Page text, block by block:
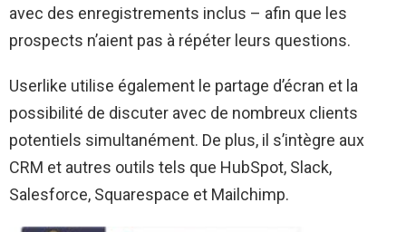
avec des enregistrements inclus – afin que les
prospects n’aient pas à répéter leurs questions.
Userlike utilise également le partage d’écran et la
possibilité de discuter avec de nombreux clients
potentiels simultanément. De plus, il s’intègre aux
CRM et autres outils tels que HubSpot, Slack,
Salesforce, Squarespace et Mailchimp.